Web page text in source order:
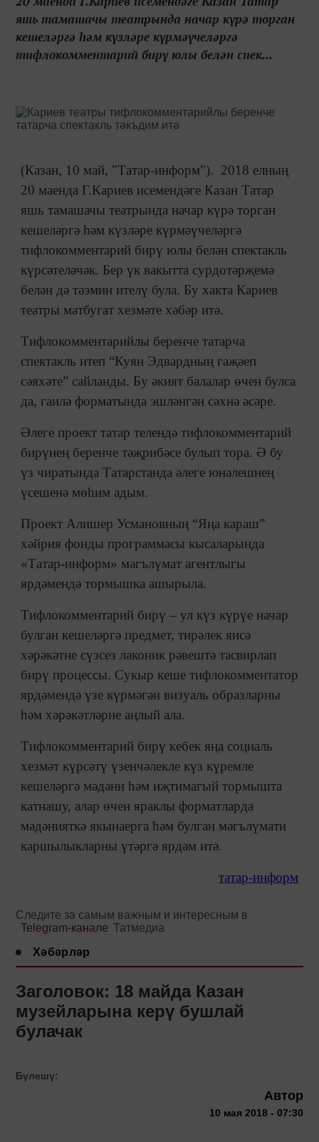
яшь тамашачы театрында начар күрә торган
кешеләргә һәм күзләре күрмәүчеләргә
тифлокомментарий бирү юлы белән спек...
(Казан, 10 май, "Татар-информ"). 2018 елның
20 маенда Г.Кариев исемендәге Казан Татар
яшь тамашачы театрында начар күрә торган
кешеләргә һәм күзләре күрмәүчеләргә
тифлокомментарий бирү юлы белән спектакль
күрсәтеләчәк. Бер үк вакытта сурдотәрҗемә
белән дә тәэмин ителү була. Бу хакта Кариев
театры матбугат хезмәте хәбәр итә.
Тифлокомментарийлы беренче татарча
спектакль итеп “Куян Эдвардның гаҗәеп
сәяхәте” сайланды. Бу әкият балалар өчен булса
да, гаилә форматында эшләнгән сәхнә әсәре.
Әлеге проект татар телендә тифлокомментарий
бирүнең беренче тәҗрибәсе булып тора. Ә бу
үз чиратында Татарстанда әлеге юнәлешнең
үсешенә мөһим адым.
Проект Алишер Усмановның “Яңа караш”
хәйрия фонды программасы кысаларында
«Татар-информ» мәгълүмат агентлыгы
ярдәмендә тормышка ашырыла.
Тифлокомментарий бирү – ул күз күрүе начар
булган кешеләргә предмет, тирәлек яисә
хәрәкәтне сүзсез лаконик рәвештә тасвирлап
бирү процессы. Сукыр кеше тифлокомментатор
ярдәмендә үзе күрмәгән визуаль образларны
һәм хәрәкәтләрне аңлый ала.
Тифлокомментарий бирү кебек яңа социаль
хезмәт күрсәтү үзенчәлекле күз күремле
кешеләргә мәдәни һәм иҗтимагый тормышта
катнашу, алар өчен яраклы форматларда
мәдәнияткә якынаерга һәм булган мәгълүмати
каршылыкларны үтәргә ярдәм итә.
татар-информ
Следите за самым важным и интересным в
Telegram-канале Татмедиа
Хәбәрләр
Заголовок: 18 майда Казан
музейларына керү бушлай
булачак
Бүлешү:
Автор
10 мая 2018 - 07:30